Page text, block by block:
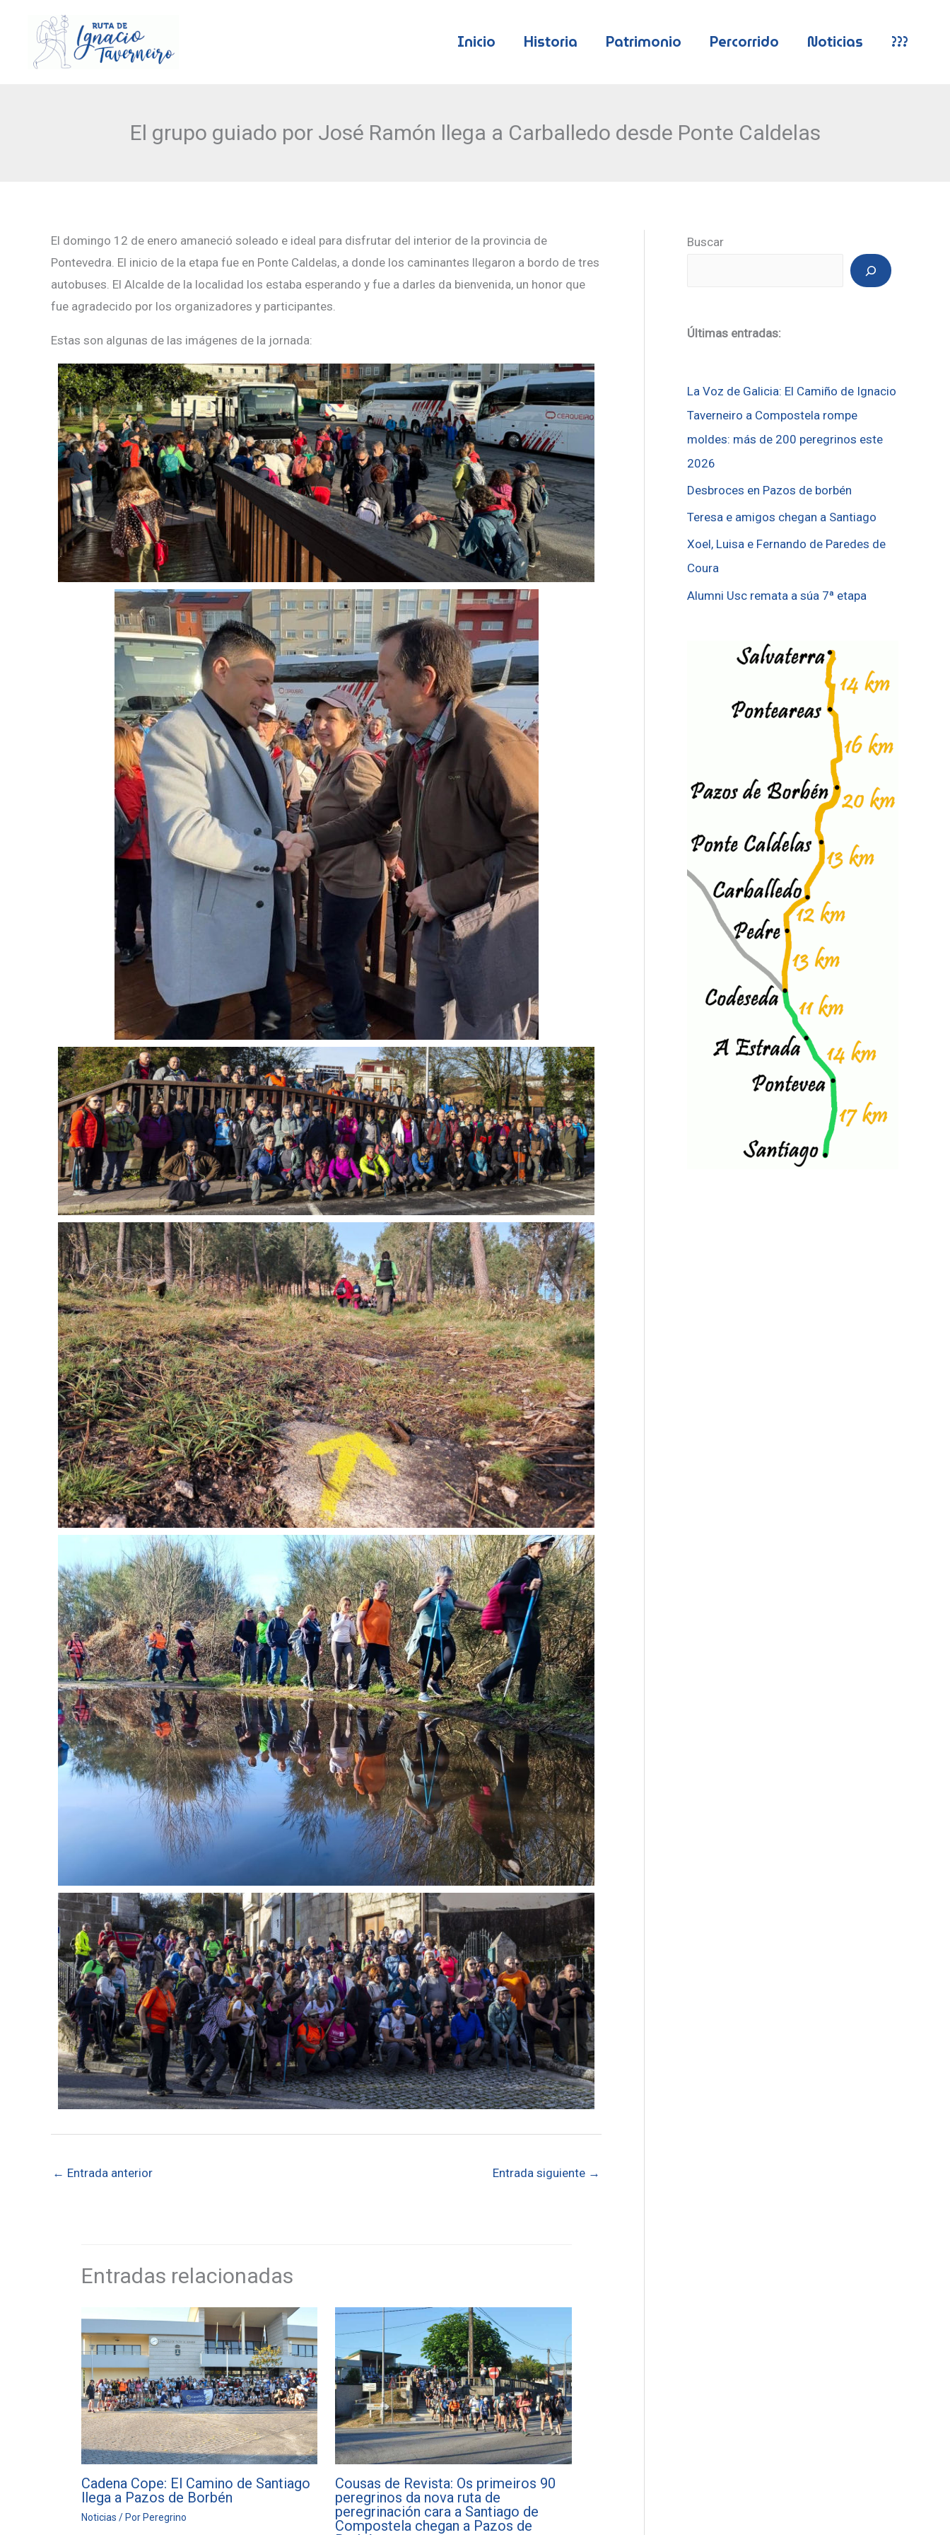
contenido
Inicio Historia Patrimonio Percorrido Noticias ???
El grupo guiado por José Ramón llega a Carballedo desde Ponte Caldelas
El domingo 12 de enero amaneció soleado e ideal para disfrutar del interior de la provincia de
Pontevedra. El inicio de la etapa fue en Ponte Caldelas, a donde los caminantes llegaron a bordo de tres
autobuses. El Alcalde de la localidad los estaba esperando y fue a darles da bienvenida, un honor que
fue agradecido por los organizadores y participantes.
Estas son algunas de las imágenes de la jornada:
← Entrada anterior Entrada siguiente →
Entradas relacionadas
Cadena Cope: El Camino de Santiago
llega a Pazos de Borbén
Noticias / Por Peregrino
Cousas de Revista: Os primeiros 90
peregrinos da nova ruta de
peregrinación cara a Santiago de
Compostela chegan a Pazos de
Buscar
Últimas entradas:
La Voz de Galicia: El Camiño de Ignacio
Taverneiro a Compostela rompe
moldes: más de 200 peregrinos este
2026
Desbroces en Pazos de borbén
Teresa e amigos chegan a Santiago
Xoel, Luisa e Fernando de Paredes de
Coura
Alumni Usc remata a súa 7ª etapa